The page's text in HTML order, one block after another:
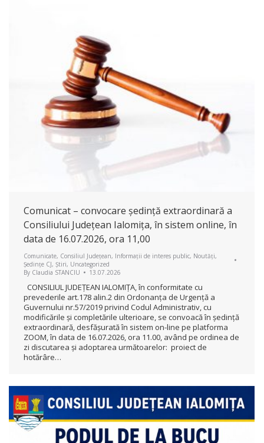
Comunicat – convocare ședință extraordinară a
Consiliului Județean Ialomița, în sistem online, în
data de 16.07.2026, ora 11,00
Comunicate, Consiliul Județean, Informații de interes public, Noutăți,
Ședințe CJ, Știri, Uncategorized
By Claudia STANCIU 13.07.2026
CONSILIUL JUDEŢEAN IALOMIŢA, în conformitate cu
prevederile art.178 alin.2 din Ordonanța de Urgență a
Guvernului nr.57/2019 privind Codul Administrativ, cu
modificările și completările ulterioare, se convoacă în ședință
extraordinară, desfășurată în sistem on-line pe platforma
ZOOM, în data de 16.07.2026, ora 11.00, având pe ordinea de
zi discutarea și adoptarea următoarelor: proiect de
hotărâre…